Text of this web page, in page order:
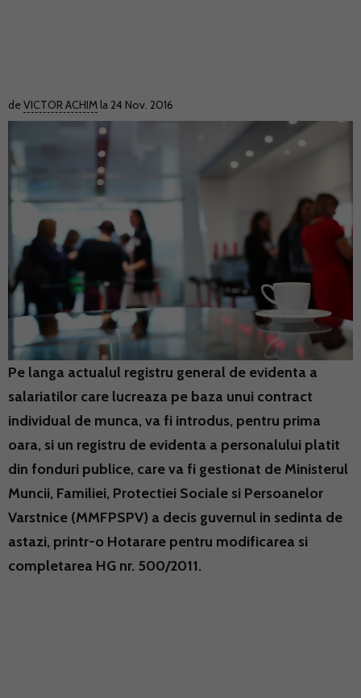
deVICTOR ACHIM la 24 Nov. 2016
Pe langa actualul registru general de evidenta a
salariatilor care lucreaza pe baza unui contract
individual de munca, va fi introdus, pentru prima
oara, si un registru de evidenta a personalului platit
din fonduri publice, care va fi gestionat de Ministerul
Muncii, Familiei, Protectiei Sociale si Persoanelor
Varstnice (MMFPSPV) a decis guvernul in sedinta de
astazi, printr-o Hotarare pentru modificarea si
completarea HG nr. 500/2011.